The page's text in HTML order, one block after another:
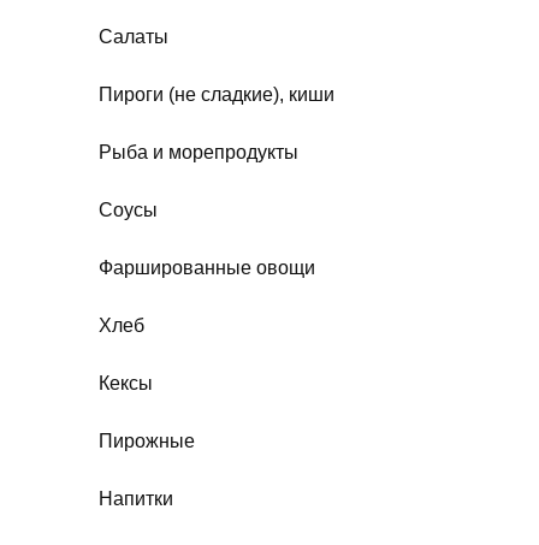
Салаты
Пироги (не сладкие), киши
Рыба и морепродукты
Соусы
Фаршированные овощи
Хлеб
Кексы
Пирожные
Напитки